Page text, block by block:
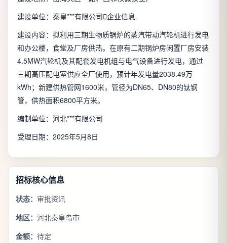
建设单位：秦皇***有限公司企业信息
建设内容：拟利用三期生物质锅炉的蒸汽带动汽轮机进行发电
和办公楼，食堂及厂房供热。在原有二期锅炉房闲置厂房安装
4.5MW汽轮机及其配套发电机组与电气设备进行发电，通过
三期高压配电室供应全厂使用，预计年发电量2038.49万
kWh；新建供热管网1600米，管径为DN65、DN80的钛钢
管，供热面积6800平方米。
编制单位：河北***有限公司
受理日期：2025年5月8日
招标核心信息
状态： 审批资讯
地区： 河北秦皇岛市
金额： 待定